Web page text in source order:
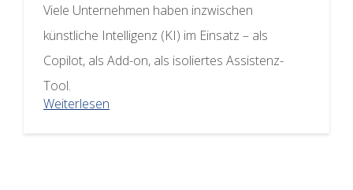
Viele Unternehmen haben inzwischen
künstliche Intelligenz (KI) im Einsatz – als
Copilot, als Add-on, als isoliertes Assistenz-
Tool.
Weiterlesen